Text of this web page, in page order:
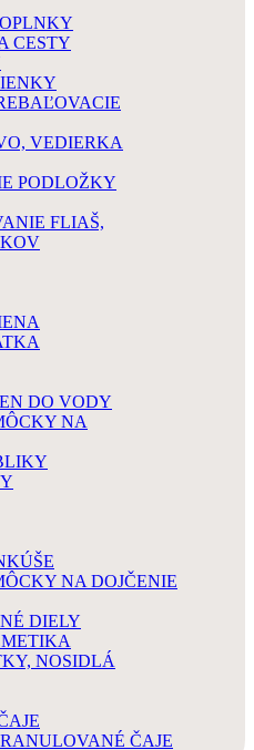
CESTY
VEDIERKA
PODLOŽKY
FLIAŠ,
DO VODY
NA
NA DOJČENIE
DIELY
NOSIDLÁ
ČAJE